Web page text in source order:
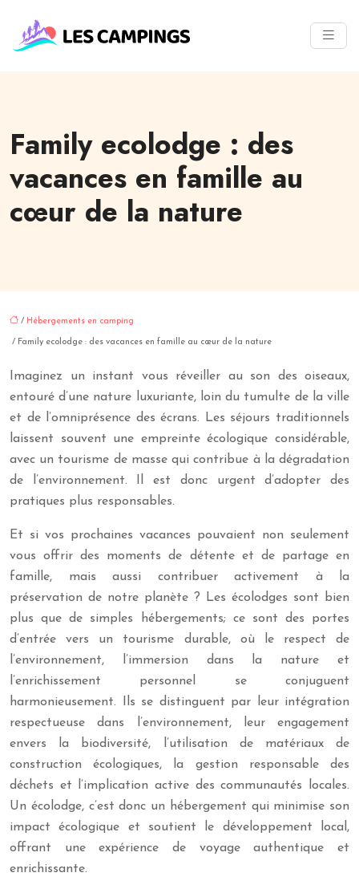
Family ecolodge : des
vacances en famille au
cœur de la nature
/ Hébergements en camping
/ Family ecolodge : des vacances en famille au cœur de la nature
Imaginez un instant vous réveiller au son des oiseaux,
entouré d’une nature luxuriante, loin du tumulte de la ville
et de l’omniprésence des écrans. Les séjours traditionnels
laissent souvent une empreinte écologique considérable,
avec un tourisme de masse qui contribue à la dégradation
de l’environnement. Il est donc urgent d’adopter des
pratiques plus responsables.
Et si vos prochaines vacances pouvaient non seulement
vous offrir des moments de détente et de partage en
famille, mais aussi contribuer activement à la
préservation de notre planète ? Les écolodges sont bien
plus que de simples hébergements; ce sont des portes
d’entrée vers un tourisme durable, où le respect de
l’environnement, l’immersion dans la nature et
l’enrichissement personnel se conjuguent
harmonieusement. Ils se distinguent par leur intégration
respectueuse dans l’environnement, leur engagement
envers la biodiversité, l’utilisation de matériaux de
construction écologiques, la gestion responsable des
déchets et l’implication active des communautés locales.
Un écolodge, c’est donc un hébergement qui minimise son
impact écologique et soutient le développement local,
offrant une expérience de voyage authentique et
enrichissante.